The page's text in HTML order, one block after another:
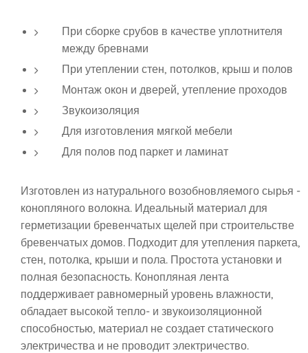
При сборке срубов в качестве уплотнителя
между бревнами
При утеплении стен, потолков, крыш и полов
Монтаж окон и дверей, утепление проходов
Звукоизоляция
Для изготовления мягкой мебели
Для полов под паркет и ламинат
Изготовлен из натурального возобновляемого сырья -
конопляного волокна. Идеальный материал для
герметизации бревенчатых щелей при строительстве
бревенчатых домов. Подходит для утепления паркета,
стен, потолка, крыши и пола. Простота установки и
полная безопасность. Конопляная лента
поддерживает равномерный уровень влажности,
обладает высокой тепло- и звукоизоляционной
способностью, материал не создает статического
электричества и не проводит электричество.